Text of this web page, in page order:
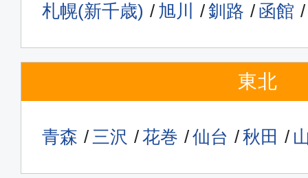
札幌(新千歳) 旭川 釧路 函館
東北
青森 三沢 花巻 仙台 秋田